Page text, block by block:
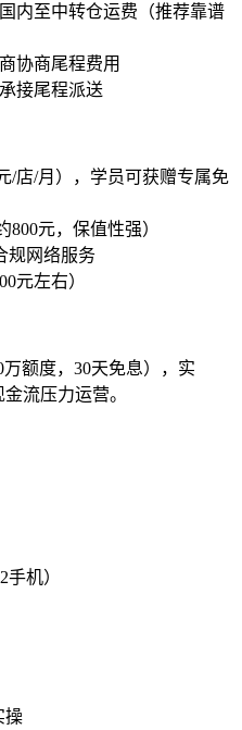
内至中转仓运费（推荐靠谱
协商尾程费用
接尾程派送
/店/月），学员可获赠专属免
800元，保值性强）
规网络服务
元左右）
万额度，30天免息），实
流压力运营。
机）
操